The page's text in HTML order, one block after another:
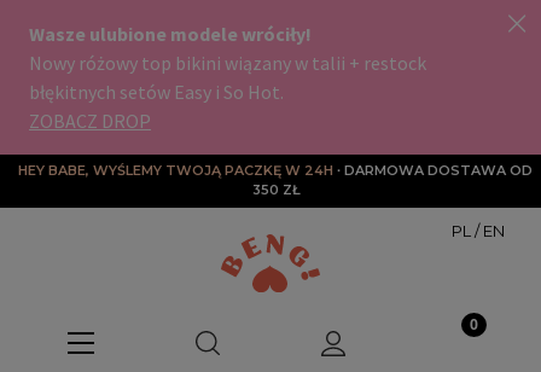
HEY BABE, WYŚLEMY TWOJĄ PACZKĘ W 24H ∙ DARMOWA DOSTAWA OD
350 ZŁ
PL /EN